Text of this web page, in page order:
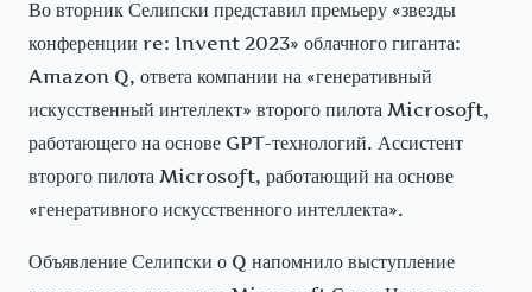
Во вторник Селипски представил премьеру «звезды
конференции re: Invent 2023» облачного гиганта:
Amazon Q, ответа компании на «генеративный
искусственный интеллект» второго пилота Microsoft,
работающего на основе GPT-технологий. Ассистент
второго пилота Microsoft, работающий на основе
«генеративного искусственного интеллекта».
Объявление Селипски о Q напомнило выступление